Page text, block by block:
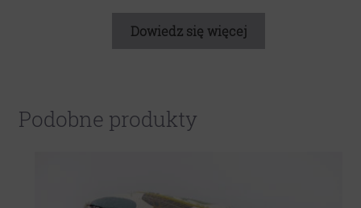
Dowiedz się więcej
Podobne produkty